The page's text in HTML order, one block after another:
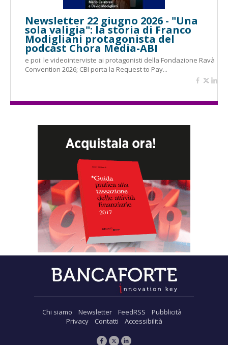
Newsletter 22 giugno 2026 - "Una
sola valigia": la storia di Franco
Modigliani protagonista del
podcast Chora Media-ABI
e poi: le videointerviste ai protagonisti della Fondazione Ravà
Convention 2026; CBI porta la Request to Pay...
Chi siamo Newsletter FeedRSS
Pubblicità
Privacy
Contatti Accessibilità